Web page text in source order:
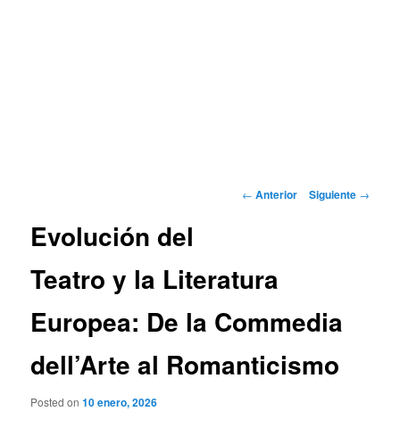
Navegación
← Anterior Siguiente →
Evolución del
Teatro y la Literatura
Europea: De la Commedia
dell’Arte al Romanticismo
Posted on10 enero, 2026